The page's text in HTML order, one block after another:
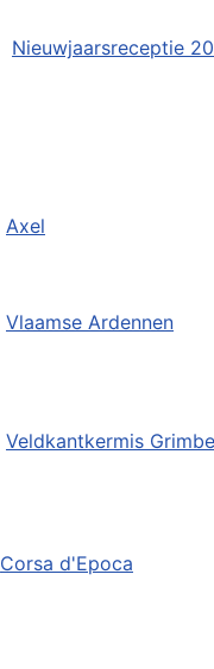
Nieuwjaarsreceptie
Axel
Vlaamse Ardennen
Veldkantkermis
Corsa d'Epoca